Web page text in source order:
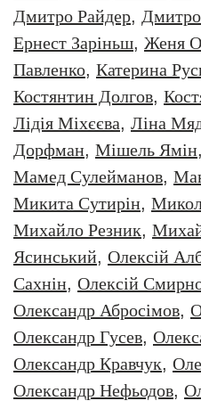
Дмитро Райдер,
Ернест Заріньш, Женя
Павленко, Катерина
Костянтин Долгов,
Лідія Міхєєва, Ліна
Дорфман, Мішель Ямін,
Мамед Сулейманов,
Микита Сутирін,
Михайло Резник,
Ясинський, Олексiй
Сахнін, Олексій
Олександр Абросімов,
Олександр Гусев,
Олександр Кравчук,
Олександр Нефьодов,